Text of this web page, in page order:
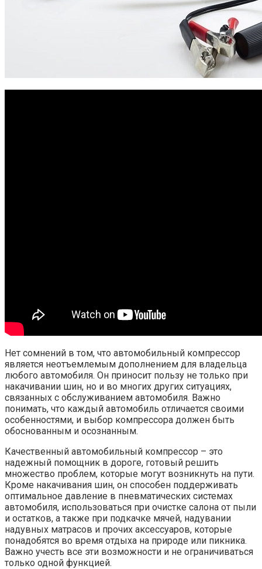
Нет сомнений в том, что автомобильный компрессор
является неотъемлемым дополнением для владельца
любого автомобиля. Он приносит пользу не только при
накачивании шин, но и во многих других ситуациях,
связанных с обслуживанием автомобиля. Важно
понимать, что каждый автомобиль отличается своими
особенностями, и выбор компрессора должен быть
обоснованным и осознанным.
Качественный автомобильный компрессор – это
надежный помощник в дороге, готовый решить
множество проблем, которые могут возникнуть на пути.
Кроме накачивания шин, он способен поддерживать
оптимальное давление в пневматических системах
автомобиля, использоваться при очистке салона от пыли
и остатков, а также при подкачке мячей, надувании
надувных матрасов и прочих аксессуаров, которые
понадобятся во время отдыха на природе или пикника.
Важно учесть все эти возможности и не ограничиваться
только одной функцией.